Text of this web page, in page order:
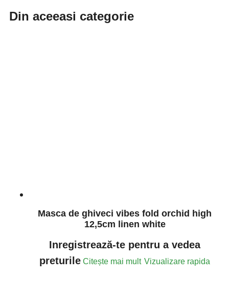
Din aceeasi categorie
Masca de ghiveci vibes fold orchid high
12,5cm linen white
Inregistrează-te pentru a vedea
preturile Citește mai mult Vizualizare rapida